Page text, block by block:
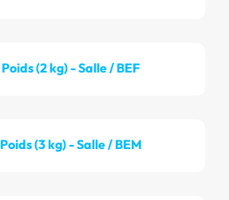
Poids (2 kg) - Salle / BEF
Poids (3 kg) - Salle / BEM